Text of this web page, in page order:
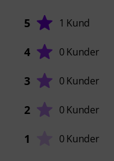
5 1 Kund
4 0 Kunder
3 0 Kunder
2 0 Kunder
1 0 Kunder